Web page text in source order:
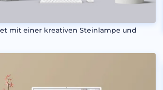
mit einer kreativen Steinlampe und